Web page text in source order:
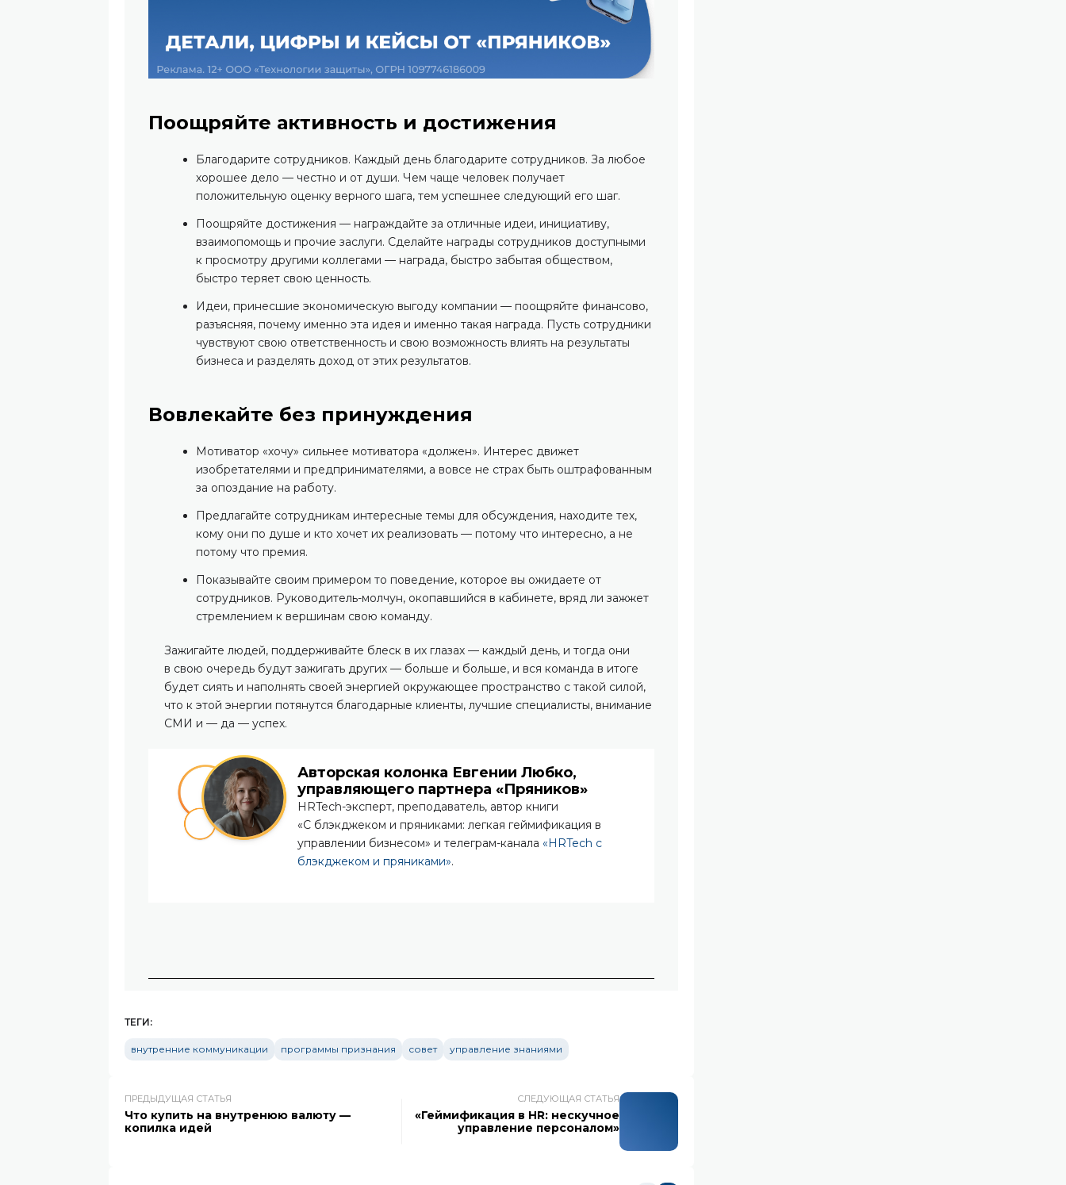
Поощряйте активность и достижения
Благодарите сотрудников. Каждый день благодарите сотрудников. За любое
хорошее дело — честно и от души. Чем чаще человек получает
положительную оценку верного шага, тем успешнее следующий его шаг.
Поощряйте достижения — награждайте за отличные идеи, инициативу,
взаимопомощь и прочие заслуги. Сделайте награды сотрудников доступными
к просмотру другими коллегами — награда, быстро забытая обществом,
быстро теряет свою ценность.
Идеи, принесшие экономическую выгоду компании — поощряйте финансово,
разъясняя, почему именно эта идея и именно такая награда. Пусть сотрудники
чувствуют свою ответственность и свою возможность влиять на результаты
бизнеса и разделять доход от этих результатов.
Вовлекайте без принуждения
Мотиватор «хочу» сильнее мотиватора «должен». Интерес движет
изобретателями и предпринимателями, а вовсе не страх быть оштрафованным
за опоздание на работу.
Предлагайте сотрудникам интересные темы для обсуждения, находите тех,
кому они по душе и кто хочет их реализовать — потому что интересно, а не
потому что премия.
Показывайте своим примером то поведение, которое вы ожидаете от
сотрудников. Руководитель-молчун, окопавшийся в кабинете, вряд ли зажжет
стремлением к вершинам свою команду.
Зажигайте людей, поддерживайте блеск в их глазах — каждый день, и тогда они
в свою очередь будут зажигать других — больше и больше, и вся команда в итоге
будет сиять и наполнять своей энергией окружающее пространство с такой силой,
что к этой энергии потянутся благодарные клиенты, лучшие специалисты, внимание
СМИ и — да — успех.
Авторская колонка Евгении Любко,
управляющего партнера «Пряников»​
HRTech-эксперт, преподаватель, автор книги
«С блэкджеком и пряниками: легкая геймификация в
управлении бизнесом» и телеграм-канала «HRTech с
блэкджеком и пряниками».
ТЕГИ:
внутренние коммуникации программы признания совет управление знаниями
ПРЕДЫДУЩАЯ СТАТЬЯ
Что купить на внутренюю валюту —
копилка идей
СЛЕДУЮЩАЯ СТАТЬЯ
«Геймификация в HR: нескучное
управление персоналом»